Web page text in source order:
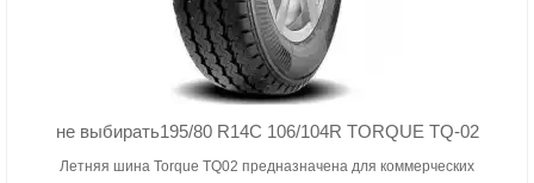
не выбирать195/80 R14C 106/104R TORQUE TQ-02
Летняя шина Torque TQ02 предназначена для коммерческих